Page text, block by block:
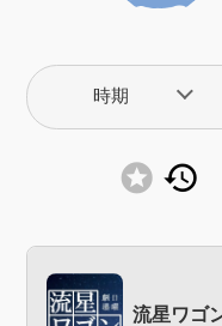
stars history
流星ワゴ